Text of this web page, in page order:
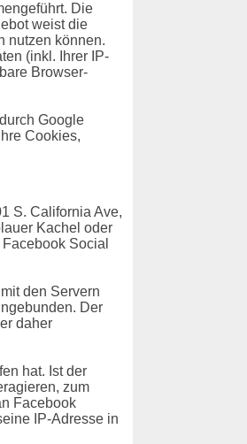
Die
weist die
nutzen können.
(inkl. Ihrer IP-
Browser-
Google
Cookies,
S. California Ave,
Kachel oder
Social
den Servern
Der
daher
hat. Ist der
zum
Facebook
IP-Adresse in